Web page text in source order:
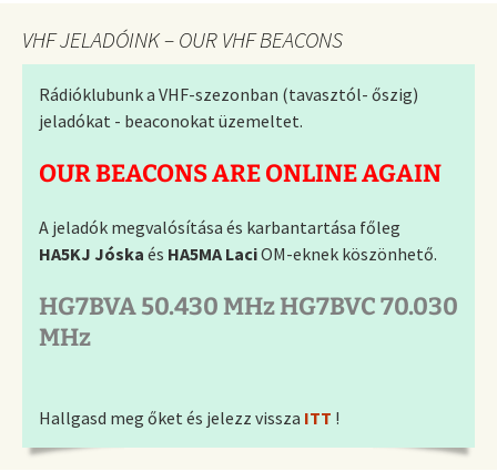
VHF JELADÓINK – OUR VHF BEACONS
Rádióklubunk a VHF-szezonban (tavasztól- őszig)
jeladókat - beaconokat üzemeltet.
OUR BEACONS ARE ONLINE AGAIN
A jeladók megvalósítása és karbantartása főleg
HA5KJ Jóska és HA5MA LaciOM-eknek köszönhető.
HG7BVA 50.430 MHz HG7BVC 70.030
MHz
Hallgasd meg őket és jelezz vissza ITT !